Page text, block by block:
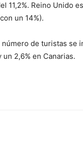
11,2%. Reino Unido
un 14%).
de turistas se
un 2,6% en Canarias.